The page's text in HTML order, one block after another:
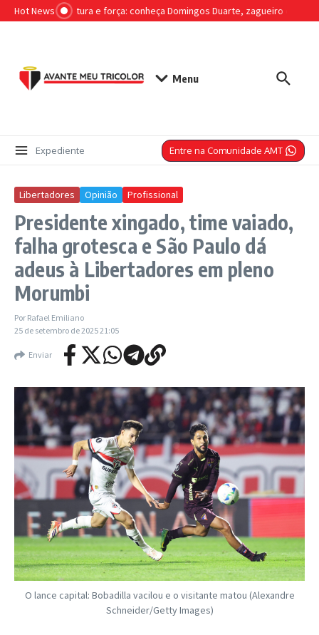
Ir para o conteúdo
Hot News
Liderança, altura e força: conheça Domingos Duarte, zagueiro que
Menu
Expediente Entre na Comunidade AMT
Libertadores Opinião Profissional
Presidente xingado, time vaiado,
falha grotesca e São Paulo dá
adeus à Libertadores em pleno
Morumbi
Por Rafael Emiliano
25 de setembro de 202521:05
Enviar
O lance capital: Bobadilla vacilou e o visitante matou (Alexandre
Schneider/Getty Images)